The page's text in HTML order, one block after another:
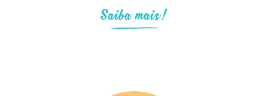
Saiba mais!